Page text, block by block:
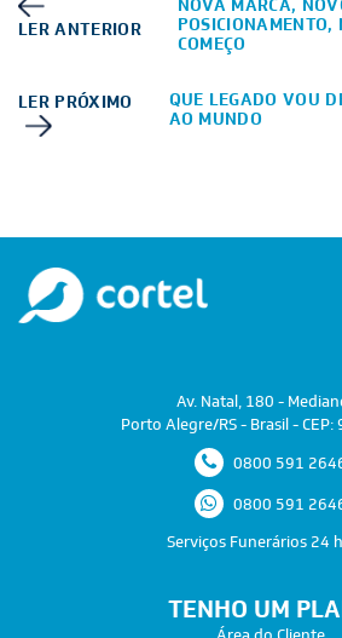
LER ANTERIOR
NOVA MARCA,
POSICIONAMENTO,
COMEÇO
LER PRÓXIMO
QUE LEGADO VOU
AO MUNDO
Av. Natal, 180 -
Porto Alegre/RS - Brasil -
0800 591
0800 591
Serviços Funerários 24
TENHO UM